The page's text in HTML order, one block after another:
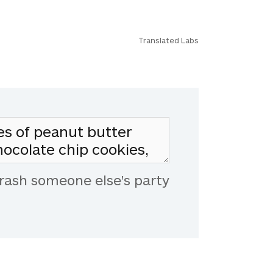
Translated Labs
someone else's party